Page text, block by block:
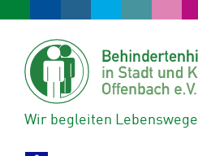
Wir begleiten Lebenswege